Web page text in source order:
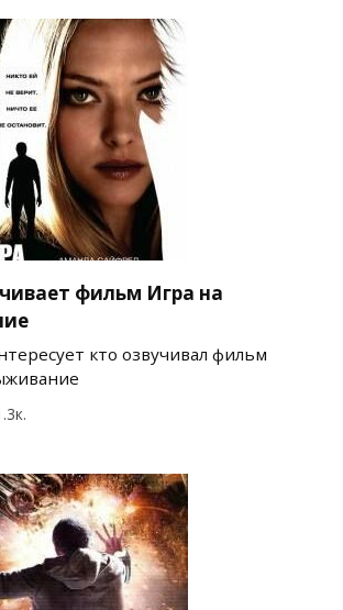
фильм Игра на
кто озвучивал фильм